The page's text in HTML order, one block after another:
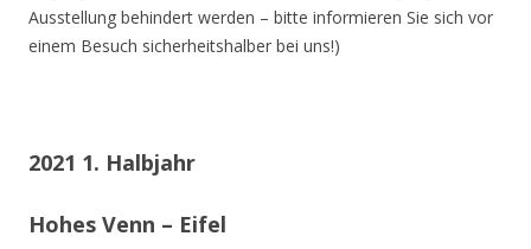
Ausstellung behindert werden – bitte informieren Sie sich vor
einem Besuch sicherheitshalber bei uns!)
2021 1. Halbjahr
Hohes Venn – Eifel